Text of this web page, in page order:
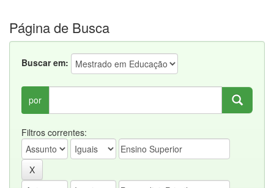
Página de Busca
Buscar em:
por
Filtros correntes: